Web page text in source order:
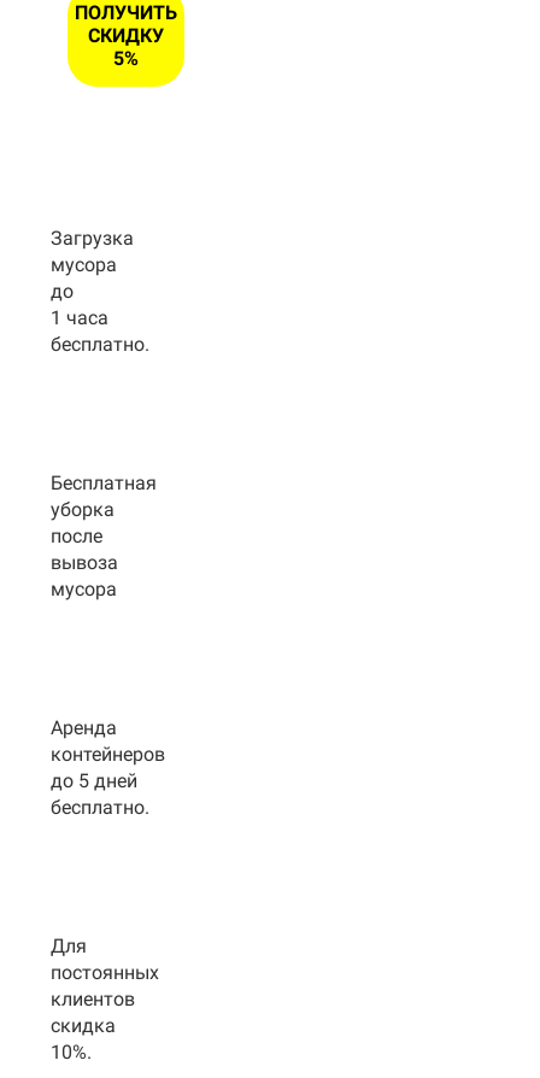
ПОЛУЧИТЬ
СКИДКУ
5%
Загрузка
мусора
до
1 часа
бесплатно.
Бесплатная
уборка
после
вывоза
мусора
Аренда
контейнеров
до 5 дней
бесплатно.
Для
постоянных
клиентов
скидка
10%.